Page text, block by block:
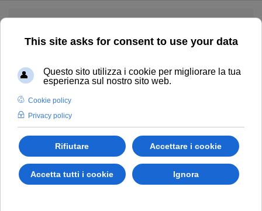
CHIAMACI
UDINE
Manifesti, Epigrafi,